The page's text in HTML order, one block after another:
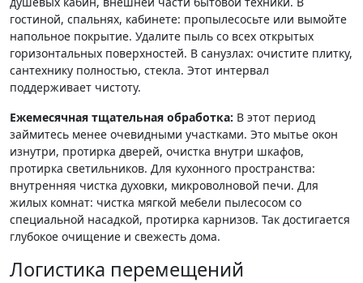
гостиной, спальнях, кабинете: пропылесосьте или вымойте
напольное покрытие. Удалите пыль со всех открытых
горизонтальных поверхностей. В санузлах: очистите плитку,
сантехнику полностью, стекла. Этот интервал
поддерживает чистоту.
Ежемесячная тщательная обработка: В этот период
займитесь менее очевидными участками. Это мытье окон
изнутри, протирка дверей, очистка внутри шкафов,
протирка светильников. Для кухонного пространства:
внутренняя чистка духовки, микроволновой печи. Для
жилых комнат: чистка мягкой мебели пылесосом со
специальной насадкой, протирка карнизов. Так достигается
глубокое очищение и свежесть дома.
Логистика перемещений